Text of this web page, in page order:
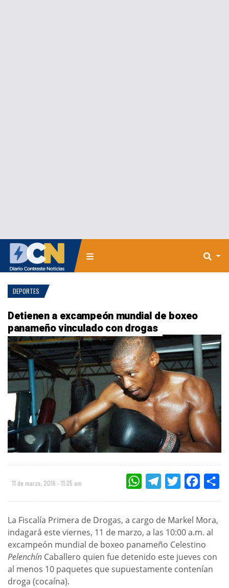
DEPORTES
Detienen a excampeón mundial de boxeo
panameño vinculado con drogas
11 de marzo, 2016 - 11:35 am WHATSAPPTELEGRAMTWITTER
La Fiscalía Primera de Drogas, a cargo de Markel Mora,
indagará este viernes, 11 de marzo, a las 10:00 a.m. al
excampeón mundial de boxeo panameño Celestino
Pelenchín Caballero quien fue detenido este jueves con
al menos 10 paquetes que supuestamente contenían
droga (cocaína).